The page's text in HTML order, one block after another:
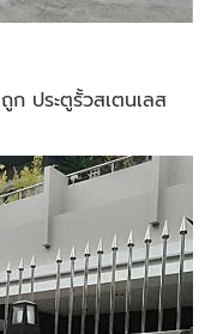
ก ประตูรั้วสเตนเลส